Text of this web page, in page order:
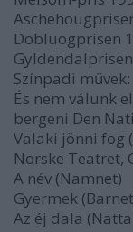
Dobluogprisen
Színpadi művek:
És nem válunk
bergeni Den
Valaki jönni fog
Norske Teatret,
A név (Namnet)
Gyermek
Az éj dala (Natta